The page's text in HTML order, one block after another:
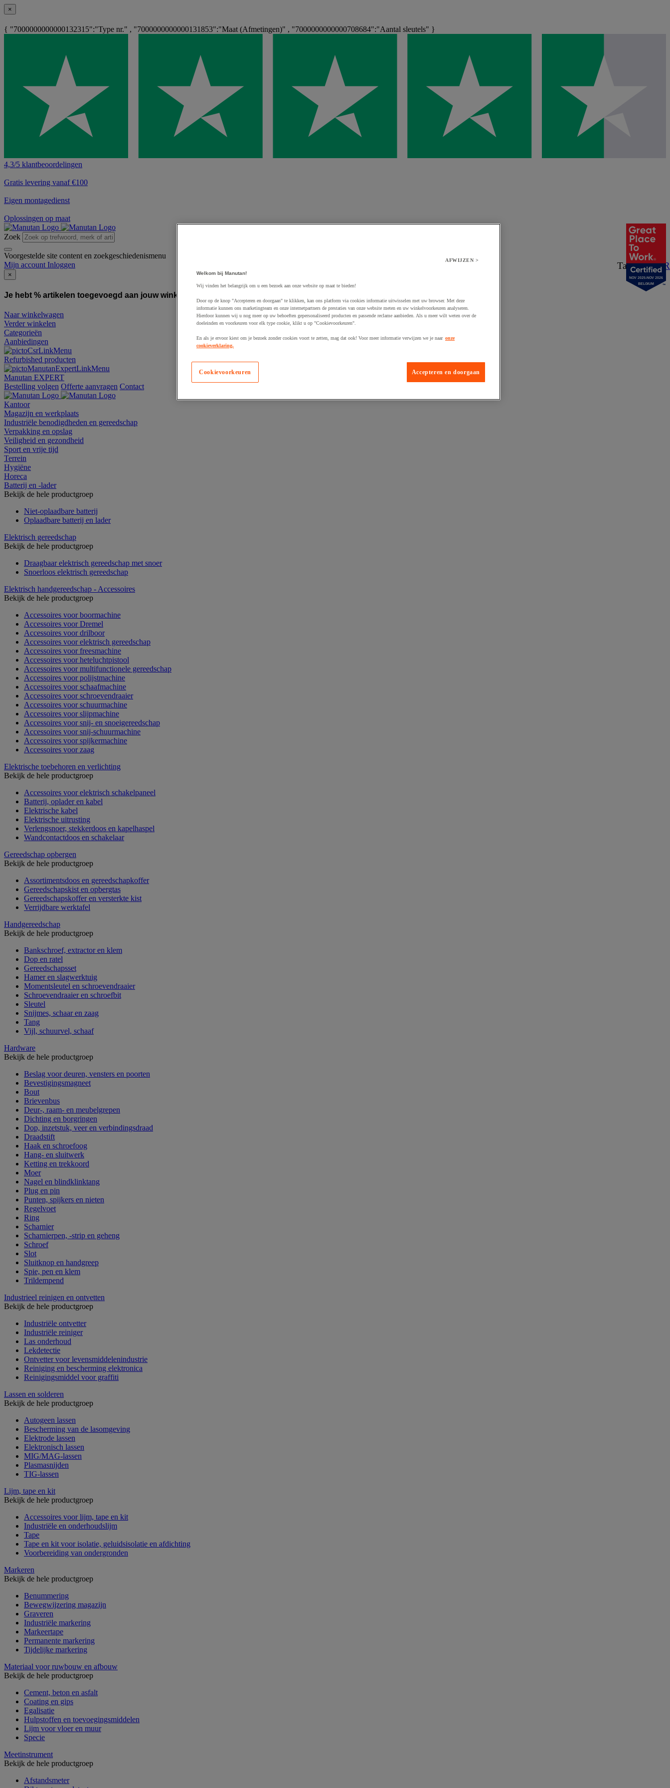
×
{ "7000000000000132315":"Type nr." , "7000000000000131853":"Maat (Afmetingen)" , "7000000000000708684":"Aantal sleutels" }
4,3/5 klantbeoordelingen
Gratis levering vanaf €100
Eigen montagedienst
Oplossingen op maat
Zoek
Voorgestelde site content en zoekgeschiedenismenu
Taal:NL/FR
Mijn account Inloggen
×
Je hebt % artikelen toegevoegd aan jouw winkelwagen:
Naar winkelwagen
Verder winkelen
Categorieën
Aanbiedingen
Refurbished producten
Manutan EXPERT
Bestelling volgen Offerte aanvragen Contact
Kantoor
Magazijn en werkplaats
Industriële benodigdheden en gereedschap
Verpakking en opslag
Veiligheid en gezondheid
Sport en vrije tijd
Terrein
Hygiëne
Horeca
Batterij en -lader
Bekijk de hele productgroep
Niet-oplaadbare batterij
Oplaadbare batterij en lader
Elektrisch gereedschap
Bekijk de hele productgroep
Draagbaar elektrisch gereedschap met snoer
Snoerloos elektrisch gereedschap
Elektrisch handgereedschap - Accessoires
Bekijk de hele productgroep
Accessoires voor boormachine
Accessoires voor Dremel
Accessoires voor drilboor
Accessoires voor elektrisch gereedschap
Accessoires voor freesmachine
Accessoires voor heteluchtpistool
Accessoires voor multifunctionele gereedschap
Accessoires voor polijstmachine
Accessoires voor schaafmachine
Accessoires voor schroevendraaier
Accessoires voor schuurmachine
Accessoires voor slijpmachine
Accessoires voor snij- en snoeigereedschap
Accessoires voor snij-schuurmachine
Accessoires voor spijkermachine
Accessoires voor zaag
Elektrische toebehoren en verlichting
Bekijk de hele productgroep
Accessoires voor elektrisch schakelpaneel
Batterij, oplader en kabel
Elektrische kabel
Elektrische uitrusting
Verlengsnoer, stekkerdoos en kapelhaspel
Wandcontactdoos en schakelaar
Gereedschap opbergen
Bekijk de hele productgroep
Assortimentsdoos en gereedschapkoffer
Gereedschapskist en opbergtas
Gereedschapskoffer en versterkte kist
Verrijdbare werktafel
Handgereedschap
Bekijk de hele productgroep
Bankschroef, extractor en klem
Dop en ratel
Gereedschapsset
Hamer en slagwerktuig
Momentsleutel en schroevendraaier
Schroevendraaier en schroefbit
Sleutel
Snijmes, schaar en zaag
Tang
Vijl, schuurvel, schaaf
Hardware
Bekijk de hele productgroep
Beslag voor deuren, vensters en poorten
Bevestigingsmagneet
Bout
Brievenbus
Deur-, raam- en meubelgrepen
Dichting en borgringen
Dop, inzetstuk, veer en verbindingsdraad
Draadstift
Haak en schroefoog
Hang- en sluitwerk
Ketting en trekkoord
Moer
Nagel en blindklinktang
Plug en pin
Punten, spijkers en nieten
Regelvoet
Ring
Scharnier
Scharnierpen, -strip en geheng
Schroef
Slot
Sluitknop en handgreep
Spie, pen en klem
Trildempend
Industrieel reinigen en ontvetten
Bekijk de hele productgroep
Industriële ontvetter
Industriële reiniger
Las onderhoud
Lekdetectie
Ontvetter voor levensmiddelenindustrie
Reiniging en bescherming elektronica
Reinigingsmiddel voor graffiti
Lassen en solderen
Bekijk de hele productgroep
Autogeen lassen
Bescherming van de lasomgeving
Elektrode lassen
Elektronisch lassen
MIG/MAG-lassen
Plasmasnijden
TIG-lassen
Lijm, tape en kit
Bekijk de hele productgroep
Accessoires voor lijm, tape en kit
Industriële en onderhoudslijm
Tape
Tape en kit voor isolatie, geluidsisolatie en afdichting
Voorbereiding van ondergronden
Markeren
Bekijk de hele productgroep
Benummering
Bewegwijzering magazijn
Graveren
Industriële markering
Markeertape
Permanente markering
Tijdelijke markering
Materiaal voor ruwbouw en afbouw
Bekijk de hele productgroep
Cement, beton en asfalt
Coating en gips
Egalisatie
Hulpstoffen en toevoegingsmiddelen
Lijm voor vloer en muur
Specie
Meetinstrument
Bekijk de hele productgroep
Afstandsmeter
NOV 2025-NOV 2026
BELGIUM
AFWIJZEN >
Welkom bij Manutan!
Wij vinden het belangrijk om u een bezoek aan onze website op maat te bieden!
Door op de knop "Accepteren en doorgaan" te klikken, kan ons platform via cookies informatie uitwisselen met uw browser. Met deze
informatie kunnen ons marketingteam en onze internetpartners de prestaties van onze website meten en uw winkelvoorkeuren analyseren.
Hierdoor kunnen wij u nog meer op uw behoeften gepersonaliseerd producten en passende reclame aanbieden. Als u meer wilt weten over de
doeleinden en voorkeuren voor elk type cookie, klikt u op "Cookievoorkeuren".
En als je ervoor kiest om je bezoek zonder cookies voort te zetten, mag dat ook! Voor meer informatie verwijzen we je naar onze
cookieverklaring.
Accepteren en doorgaan
Cookievoorkeuren